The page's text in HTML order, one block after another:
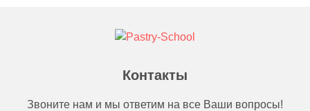
Контакты
Звоните нам и мы ответим на все Ваши вопросы!